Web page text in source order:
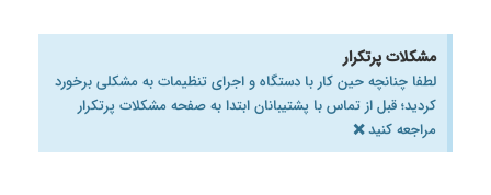
مشکلات پرتکرار
لطفا چنانچه حین کار با دستگاه و اجرای تنظیمات به مشکلی برخورد
کردید؛ قبل از تماس با پشتیبانان ابتدا به صفحه مشکلات پرتکرار
مراجعه کنید×